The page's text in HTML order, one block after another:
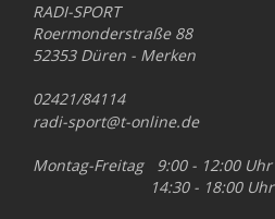
RADI-SPORT
Roermonderstraße 88
52353 Düren - Merken
02421/84114
radi-sport@t-online.de
Montag-Freitag 9:00 - 12:00 Uhr
14:30 - 18:00 Uhr